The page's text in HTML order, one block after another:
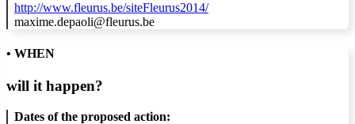
http://www.fleurus.be/siteFleurus2014/
maxime.depaoli@fleurus.be
• WHEN
will it happen?
Dates of the proposed action: